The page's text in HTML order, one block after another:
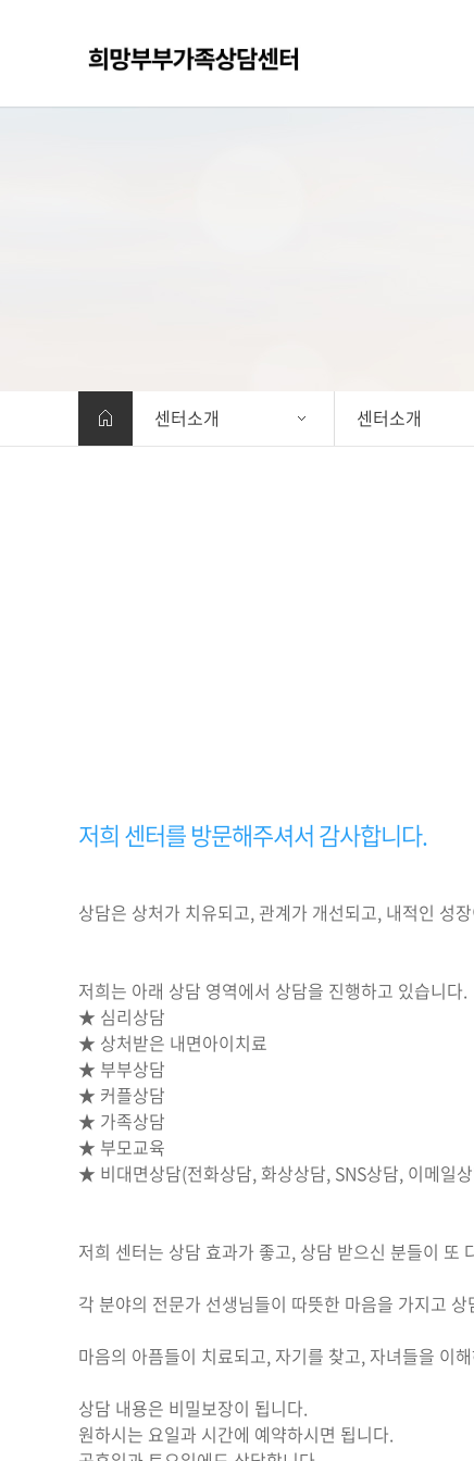
센터소개 센터소개
저희 센터를 방문해주셔서 감사합니다.
상담은 상처가 치유되고, 관계가 개선되고, 내적인 성
저희는 아래 상담 영역에서 상담을 진행하고 있습니다.
★ 심리상담
★ 상처받은 내면아이치료
★ 부부상담
★ 커플상담
★ 가족상담
★ 부모교육
★ 비대면상담(전화상담, 화상상담, SNS상담, 이메일
저희 센터는 상담 효과가 좋고, 상담 받으신 분들이 또
각 분야의 전문가 선생님들이 따뜻한 마음을 가지고
마음의 아픔들이 치료되고, 자기를 찾고, 자녀들을 이
상담 내용은 비밀보장이 됩니다.
원하시는 요일과 시간에 예약하시면 됩니다.